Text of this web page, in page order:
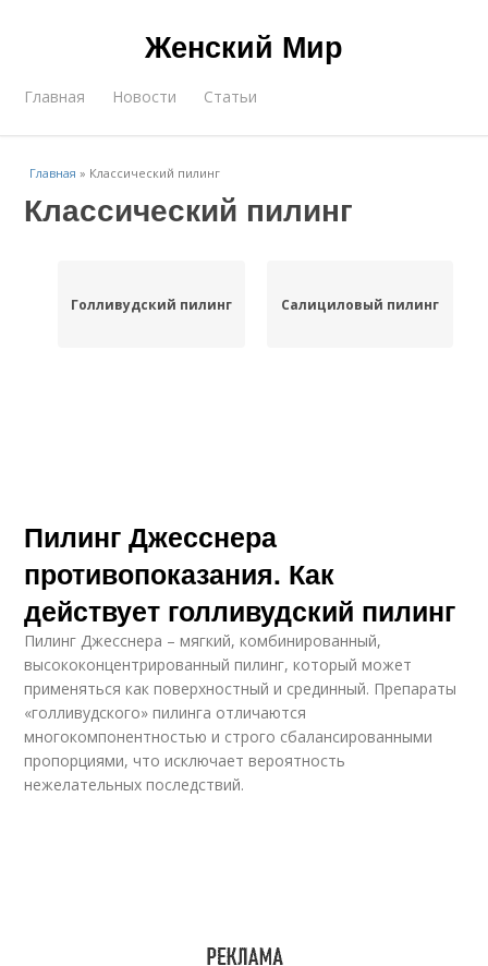
Женский Мир
Главная Новости Статьи
Главная » Классический пилинг
Классический пилинг
Голливудский пилинг Салициловый пилинг
Пилинг Джесснера
противопоказания. Как
действует голливудский пилинг
Пилинг Джесснера – мягкий, комбинированный,
высококонцентрированный пилинг, который может
применяться как поверхностный и срединный. Препараты
«голливудского» пилинга отличаются
многокомпонентностью и строго сбалансированными
пропорциями, что исключает вероятность
нежелательных последствий.